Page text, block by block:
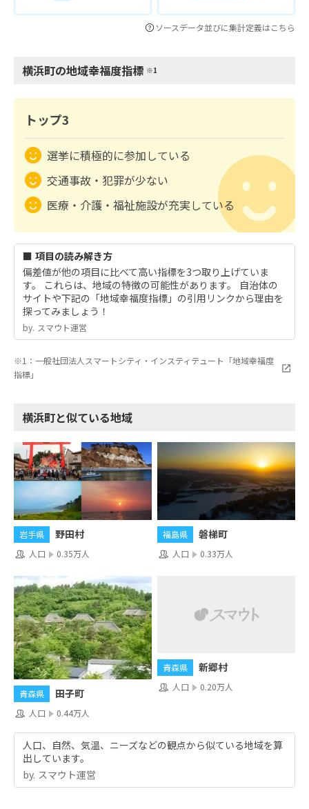
ソースデータ並びに集計定義はこちら
横浜町の地域幸福度指標 ※1
トップ3
選挙に積極的に参加している
交通事故・犯罪が少ない
医療・介護・福祉施設が充実している
■ 項目の読み解き方
偏差値が他の項目に比べて高い指標を3つ取り上げていま
す。 これらは、地域の特徴の可能性があります。 自治体の
サイトや下記の「地域幸福度指標」の引用リンクから理由を
探ってみましょう！
by.︎ スマウト運営
※1：一般社団法人スマートシティ・インスティテュート「地域幸福度
指標」
横浜町と似ている地域
岩手県 野田村
人口 0.35万人
福島県 磐梯町
人口 0.33万人
青森県 田子町
人口 0.44万人
青森県 新郷村
人口 0.20万人
人口、自然、気温、ニーズなどの観点から似ている地域を算
出しています。
by.︎ スマウト運営